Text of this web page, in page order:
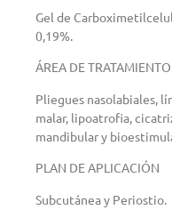
Gel de
0,19%.
ÁREA DE TRATAMIENTO
Pliegues nasolabiales,
malar, lipoatrofia,
mandibular y
PLAN DE APLICACIÓN
Subcutánea y Periostio.